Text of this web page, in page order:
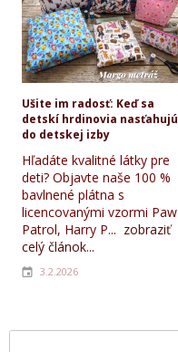
Ušite im radosť: Keď sa
detskí hrdinovia nasťahujú
do detskej izby
Hľadáte kvalitné látky pre
deti? Objavte naše 100 %
bavlnené plátna s
licencovanými vzormi Paw
Patrol, Harry P... zobraziť
celý článok...
3.2.2026